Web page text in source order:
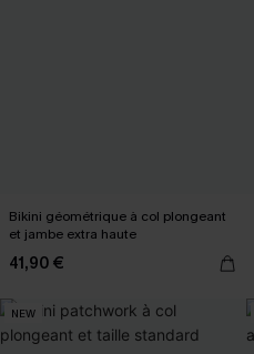
Bikini géométrique à col plongeant
et jambe extra haute
41,90 €
NEW